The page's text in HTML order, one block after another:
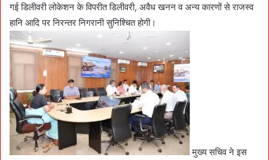
गई डिलीवरी लोकेशन के विपरीत डिलीवरी, अवैध खनन व अन्य कारणों से राजस्व
हानि आदि पर निरन्तर निगरानी सुनिश्चित होगी।
मुख्य सचिव ने इस